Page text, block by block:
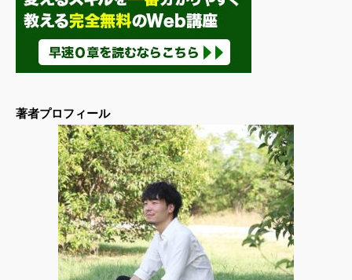
著者プロフィール